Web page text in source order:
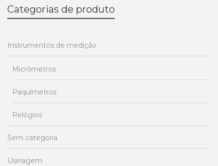
Categorias de produto
Instrumentos de medição
Micrômetros
Paquímetros
Relógios
Sem categoria
Usinagem